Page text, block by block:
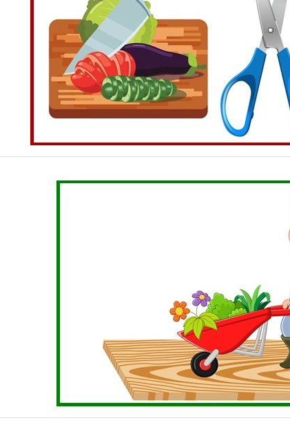
aplică o forță pentru a tăia un obiect, datorită suprafeței